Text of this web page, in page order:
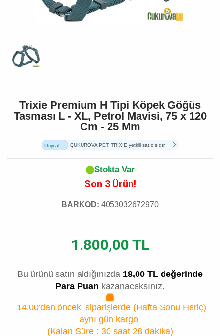
Trixie Premium H Tipi Köpek Göğüs
Tasması L - XL, Petrol Mavisi, 75 x 120
Cm - 25 Mm
Orijinal
ÇUKUROVA PET, TRIXIE yetkili satıcısıdır.
Stokta Var
Son 3 Ürün!
BARKOD: 4053032672970
1.800,00 TL
Bu ürünü satın aldığınızda 18,00 TL değerinde
Para Puan kazanacaksınız.
14:00'dan önceki siparişlerde (Hafta Sonu Hariç)
aynı gün kargo
(Kalan Süre : 30 saat 28 dakika)